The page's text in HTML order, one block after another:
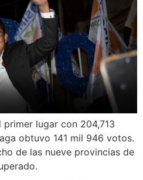
lugar con 204,713
obtuvo 141 mil 946 votos.
de las nueve provincias de